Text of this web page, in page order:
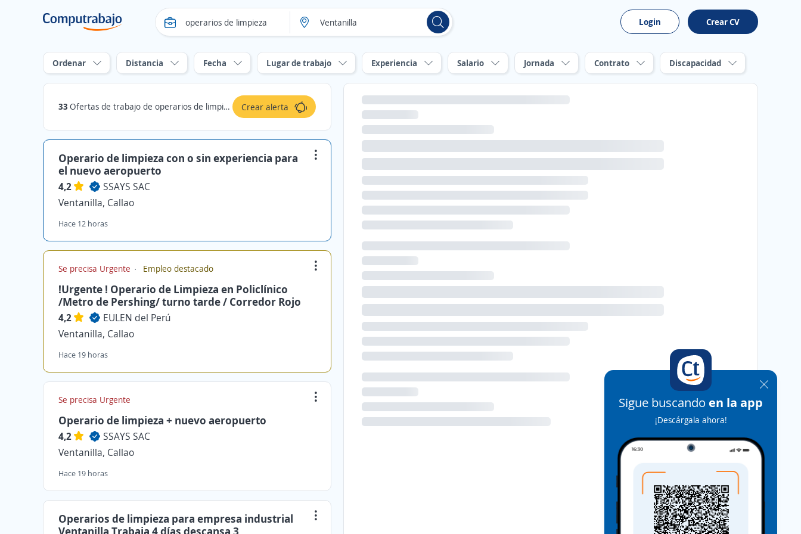
Login Crear CV
Ordenar Distancia Fecha Lugar de trabajo Experiencia Salario Jornada Contrato Discapacidad
33 Ofertas de trabajo de operarios de limpieza en Ventanilla, Callao Crear alerta
Operario de limpieza con o sin experiencia para
el nuevo aeropuerto
4,2
SSAYS SAC
Ventanilla, Callao
Hace 12 horas
Se precisa Urgente Empleo destacado
!Urgente ! Operario de Limpieza en Policlínico
/Metro de Pershing/ turno tarde / Corredor Rojo
4,2
EULEN del Perú
Ventanilla, Callao
Hace 19 horas
Se precisa Urgente
Operario de limpieza + nuevo aeropuerto
4,2
SSAYS SAC
Ventanilla, Callao
Hace 19 horas
Operarios de limpieza para empresa industrial
Ventanilla Trabaja 4 días descansa 3
Sigue buscando en la app
¡Descárgala ahora!